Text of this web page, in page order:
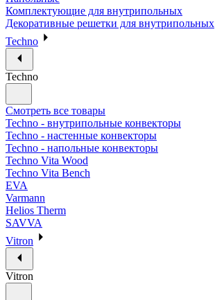
Комплектующие для внутрипольных
Декоративные решетки для внутрипольных
Techno
Techno
Смотреть все товары
Techno - внутрипольные конвекторы
Techno - настенные конвекторы
Techno - напольные конвекторы
Techno Vita Wood
Techno Vita Bench
EVA
Varmann
Helios Therm
SAVVA
Vitron
Vitron